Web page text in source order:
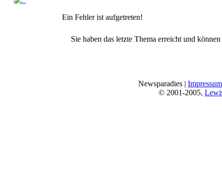
Ein Fehler ist aufgetreten!
Sie haben das letzte Thema erreicht und
Newsparadies | Impressum
© 2001-2005,